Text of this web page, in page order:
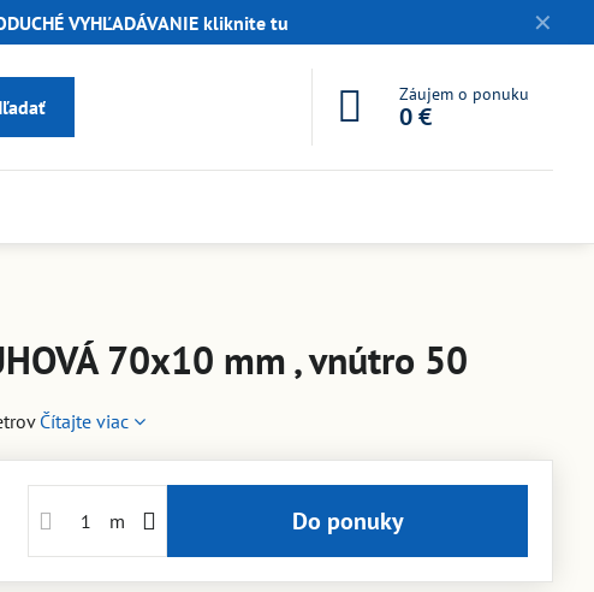
✕
VYHĽADÁVANIE kliknite tu
Záujem o ponuku
0 €
70x10 mm , vnútro 50
Čítajte viac
m Do ponuky